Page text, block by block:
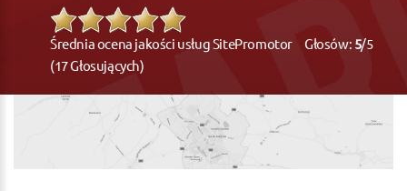
Średnia ocena jakości usług SitePromotor Głosów: 5/5
(17 Głosujących)